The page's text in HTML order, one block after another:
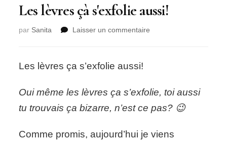
Les lèvres çà s'exfolie aussi!
par Sanita Laisser un commentaire
lèvres
s'exfolie
Les lèvres ça s’exfolie aussi!
Oui même les lèvres ça s’exfolie, toi aussi
tu trouvais ça bizarre, n’est ce pas? 😉
Comme promis, aujourd’hui je viens